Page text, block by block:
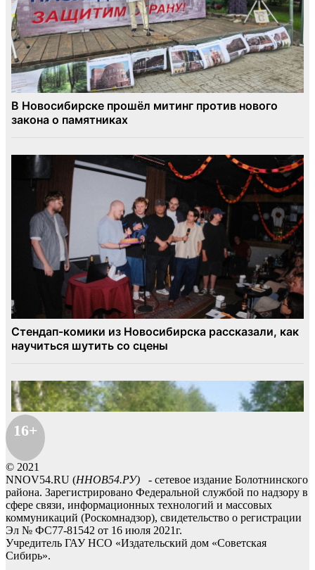
16+
© 2021
NNOV54.RU (ННОВ54.РУ) - сетевое издание Болотнинского
района. Зарегистрировано Федеральной службой по надзору в
сфере связи, информационных технологий и массовых
коммуникаций (Роскомнадзор), свидетельство о регистрации
Эл № ФС77-81542 от 16 июля 2021г.
Учредитель ГАУ НСО «Издательский дом «Советская
Сибирь».